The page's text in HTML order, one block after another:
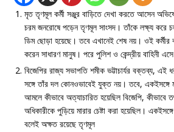
মৃত তৃণমূল কর্মী সঞ্জুর বাড়িতে দেখা করতে আসেন
চরম জনরোষে পড়েন তৃণমূল সাংসদ। তাঁকে লক্ষ্য করে
ডিম ছোড়া হয়েছে। তবে এখানেই শেষ নয়। ওই কর্মীর
করেন সাধারণ মানুষ। পরে পুলিশ ও কেন্দ্রীয় বাহিনী
বিজেপির রাজ্য সভাপতি শমীক ভট্টাচার্যর বক্তব্য,
সঙ্গে তাঁর দল কোনওভাবেই যুক্ত নয়। তবে, একইসঙ্গে
আমলে কীভাবে অত্যাচারিত হয়েছিল বিজেপি, কীভাবে
অধিকারীকে পুড়িয়ে মারার চেষ্টা করা হয়েছিল।
বলেই অক্ষত রয়েছে তৃণমূল